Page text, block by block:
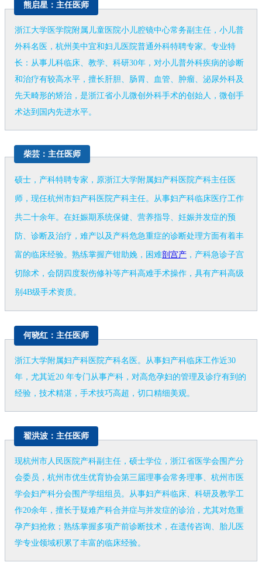
熊启星：主任医师
浙江大学医学院附属儿童医院小儿腔镜中心常务副主任，小儿普
外科名医，杭州美中宜和妇儿医院普通外科特聘专家。专业特
长：从事儿科临床、教学、科研30年，对小儿普外科疾病的诊断
和治疗有较高水平，擅长肝胆、肠胃、血管、肿瘤、泌尿外科及
先天畸形的矫治，是浙江省小儿微创外科手术的创始人，微创手
术达到国内先进水平。
柴芸：主任医师
硕士，产科特聘专家，原浙江大学附属妇产科医院产科主任医
师，现任杭州市妇产科医院产科主任。从事妇产科临床医疗工作
共二十余年。在妊娠期系统保健、营养指导、妊娠并发症的预
防、诊断及治疗，难产以及产科危急重症的诊断处理方面有着丰
富的临床经验。熟练掌握产钳助娩，困难剖宫产 ，产科急诊子宫
切除术，会阴四度裂伤修补等产科高难手术操作，具有产科高级
别4B级手术资质。
何晓红：主任医师
浙江大学附属妇产科医院产科名医。从事妇产科临床工作近30
年，尤其近20 年专门从事产科，对高危孕妇的管理及诊疗有到的
经验，技术精湛，手术技巧高超，切口精细美观。
翟洪波：主任医师
现杭州市人民医院产科副主任，硕士学位，浙江省医学会围产分
会委员，杭州市优生优育协会第三届理事会常务理事、杭州市医
学会妇产科分会围产学组组员。从事妇产科临床、科研及教学工
作20余年，擅长于疑难产科合并症与并发症的诊治，尤其对危重
孕产妇抢救；熟练掌握多项产前诊断技术，在遗传咨询、胎儿医
学专业领域积累了丰富的临床经验。